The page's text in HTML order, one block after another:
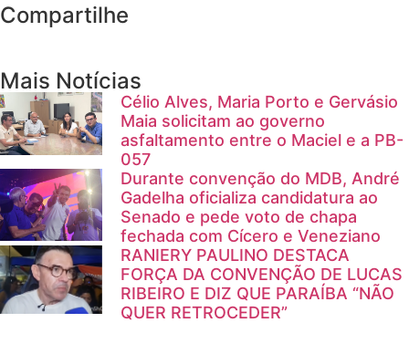
Compartilhe
Mais Notícias
Célio Alves, Maria Porto e Gervásio
Maia solicitam ao governo
asfaltamento entre o Maciel e a PB-
057
Durante convenção do MDB, André
Gadelha oficializa candidatura ao
Senado e pede voto de chapa
fechada com Cícero e Veneziano
RANIERY PAULINO DESTACA
FORÇA DA CONVENÇÃO DE LUCAS
RIBEIRO E DIZ QUE PARAÍBA “NÃO
QUER RETROCEDER”